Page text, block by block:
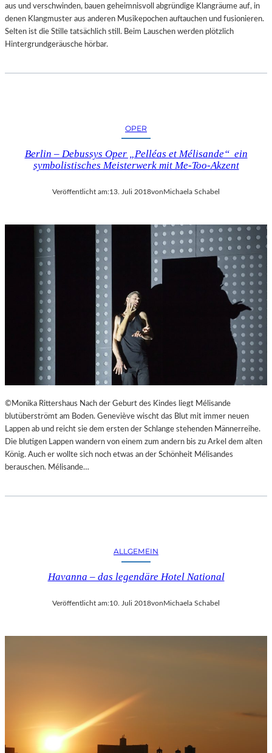
aus und verschwinden, bauen geheimnisvoll abgründige Klangräume auf, in
denen Klangmuster aus anderen Musikepochen auftauchen und fusionieren.
Selten ist die Stille tatsächlich still. Beim Lauschen werden plötzlich
Hintergrundgeräusche hörbar.
OPER
Berlin – Debussys Oper „Pelléas et Mélisande“ ein
symbolistisches Meisterwerk mit Me-Too-Akzent
Veröffentlicht am:13. Juli 2018vonMichaela Schabel
©Monika Rittershaus Nach der Geburt des Kindes liegt Mélisande
blutüberströmt am Boden. Geneviève wischt das Blut mit immer neuen
Lappen ab und reicht sie dem ersten der Schlange stehenden Männerreihe.
Die blutigen Lappen wandern von einem zum andern bis zu Arkel dem alten
König. Auch er wollte sich noch etwas an der Schönheit Mélisandes
berauschen. Mélisande…
ALLGEMEIN
Havanna – das legendäre Hotel National
Veröffentlicht am:10. Juli 2018von Michaela Schabel